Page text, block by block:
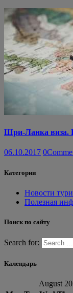
Шри-Ланка виза.
06.10.2017 0
Категории
Новости
Полезная
Поиск по сайту
Search for:
Календарь
August